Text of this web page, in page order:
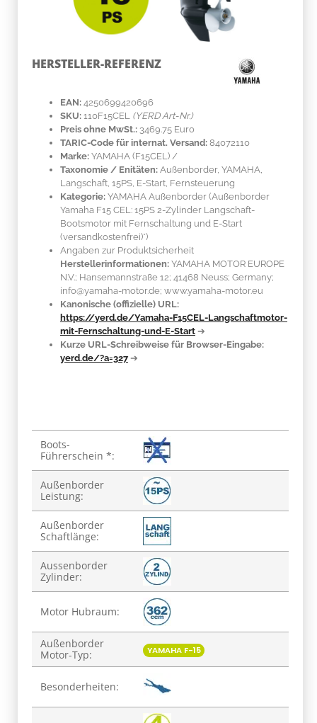
HERSTELLER-REFERENZ
EAN: 4250699420696
SKU: 110F15CEL
(YERD Art-Nr.)
Preis ohne MwSt.: 3469.75 Euro
TARIC-Code für internat. Versand: 84072110
Marke: YAMAHA (F15CEL) /
Taxonomie / Enitäten: Außenborder, YAMAHA,
Langschaft, 15PS, E-Start, Fernsteuerung
Kategorie: YAMAHA Außenborder (Außenborder
Yamaha F15 CEL: 15PS 2-Zylinder Langschaft-
Bootsmotor mit Fernschaltung und E-Start
(versandkostenfrei)*)
Angaben zur Produktsicherheit
Herstellerinformationen: YAMAHA MOTOR EUROPE
N.V.; Hansemannstraße 12; 41468 Neuss; Germany;
info@yamaha-motor.de; www.yamaha-motor.eu
Kanonische (offizielle) URL:
https://yerd.de/Yamaha-F15CEL-Langschaftmotor-
mit-Fernschaltung-und-E-Start ➔
Kurze URL-Schreibweise für Browser-Eingabe:
yerd.de/?a=327 ➔
Produkteigenschaft
Wert
Boots-
Führerschein *:
Außenborder
Leistung:
Außenborder
Schaftlänge:
Aussenborder
Zylinder:
Motor Hubraum:
Außenborder
Motor-Typ:
YAMAHA F-15
Besonderheiten: